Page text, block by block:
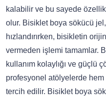
kalabilir ve bu sayede
olur. Bisiklet boya sökücü
hızlandırırken, bisikletin
vermeden işlemi tamamlar.
kullanım kolaylığı ve güçlü
profesyonel atölyelerde hem
tercih edilir. Bisiklet boya